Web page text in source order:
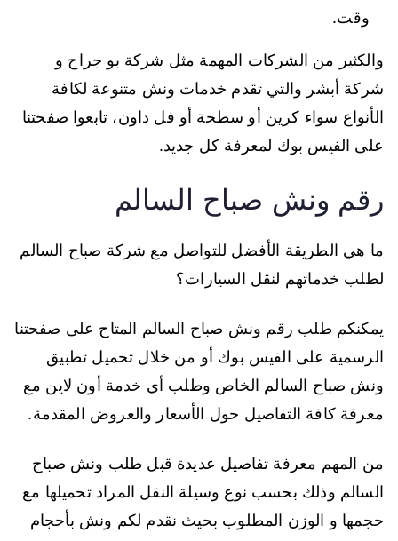
وقت.
والكثير من الشركات المهمة مثل شركة بو جراح و
شركة أبشر والتي تقدم خدمات ونش متنوعة لكافة
الأنواع سواء كرين أو سطحة أو فل داون، تابعوا صفحتنا
على الفيس بوك لمعرفة كل جديد.
رقم ونش صباح السالم
ما هي الطريقة الأفضل للتواصل مع شركة صباح السالم
لطلب خدماتهم لنقل السيارات؟
يمكنكم طلب رقم ونش صباح السالم المتاح على صفحتنا
الرسمية على الفيس بوك أو من خلال تحميل تطبيق
ونش صباح السالم الخاص وطلب أي خدمة أون لاين مع
معرفة كافة التفاصيل حول الأسعار والعروض المقدمة.
من المهم معرفة تفاصيل عديدة قبل طلب ونش صباح
السالم وذلك بحسب نوع وسيلة النقل المراد تحميلها مع
حجمها و الوزن المطلوب بحيث نقدم لكم ونش بأحجام